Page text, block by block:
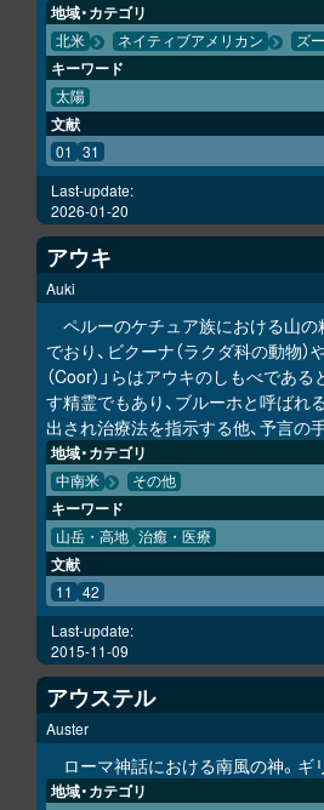
地域・カテゴリ
北米 ネイティブアメリカン ズ
キーワード
太陽
文献
01 31
Last-update:
2026-01-20
アウキ
Auki
ペルーのケチュア族における山の
でおり、ビクーナ（ラクダ科の動物）
（Coor）」らはアウキのしもべであ
す精霊でもあり、ブルーホと呼ばれ
出され治療法を指示する他、予言の
地域・カテゴリ
中南米 その他
キーワード
山岳・高地 治癒・医療
文献
11 42
Last-update:
2015-11-09
アウステル
Auster
ローマ神話における南風の神。ギ
地域・カテゴリ